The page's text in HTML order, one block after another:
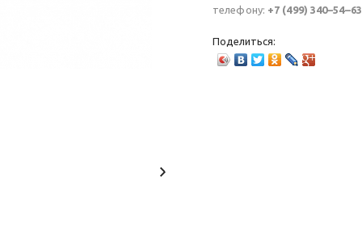
телефону: +7 (499) 340–54–63
Поделиться: